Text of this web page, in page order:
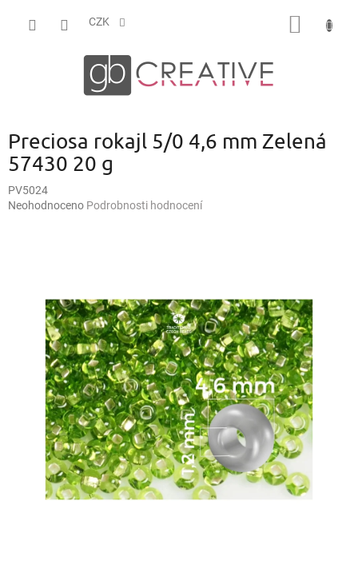
CZK
Preciosa rokajl 5/0 4,6 mm Zelená
57430 20 g
PV5024
Průměrné
hvězdiček.
Neohodnoceno Podrobnosti hodnocení